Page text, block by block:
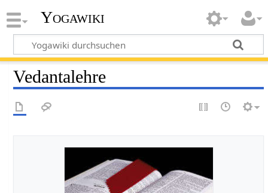
Yogawiki
Vedantalehre